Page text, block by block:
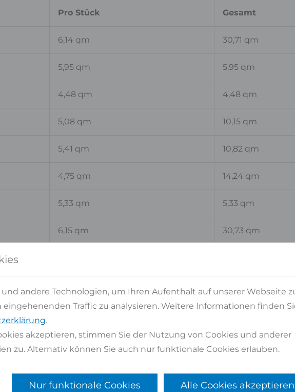
Pro Stück Gesamt
6,14 qm 30,71 qm
5,95 qm 5,95 qm
4,48 qm 4,48 qm
5,08 qm 10,15 qm
5,41 qm 10,82 qm
4,75 qm 14,24 qm
5,33 qm 5,33 qm
6,15 qm 30,73 qm
6,03 qm 6,03 qm
4,58 qm 4,58 qm
andere Technologien, um Ihren Aufenthalt auf unserer Webseite
Traffic zu analysieren. Weitere Informationen finden
.
akzeptieren, stimmen Sie der Nutzung von Cookies und anderer
zu. Alternativ können Sie auch nur funktionale Cookies erlauben.
Nur funktionale Cookies Alle Cookies akzeptieren